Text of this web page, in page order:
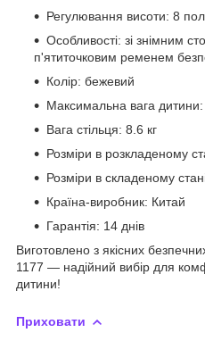
Регулювання висоти: 8
Особливості: зі знімним
п'ятиточковим ременем
Колір: бежевий
Максимальна вага дитини:
Вага стільця: 8.6 кг
Розміри в розкладеному
Розміри в складеному
Країна-виробник: Китай
Гарантія: 14 днів
Виготовлено з якісних
1177 — надійний вибір для
дитини!
Приховати